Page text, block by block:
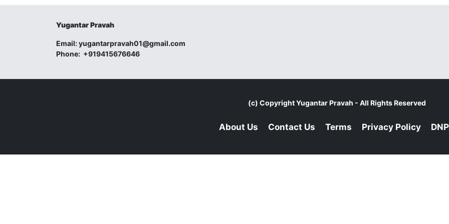
Yugantar Pravah
Email:yugantarpravah01@gmail.com
Phone: +919415676646
(c) CopyrightYugantar Pravah - All Rights Reserved
About Us Contact Us Terms Privacy Policy